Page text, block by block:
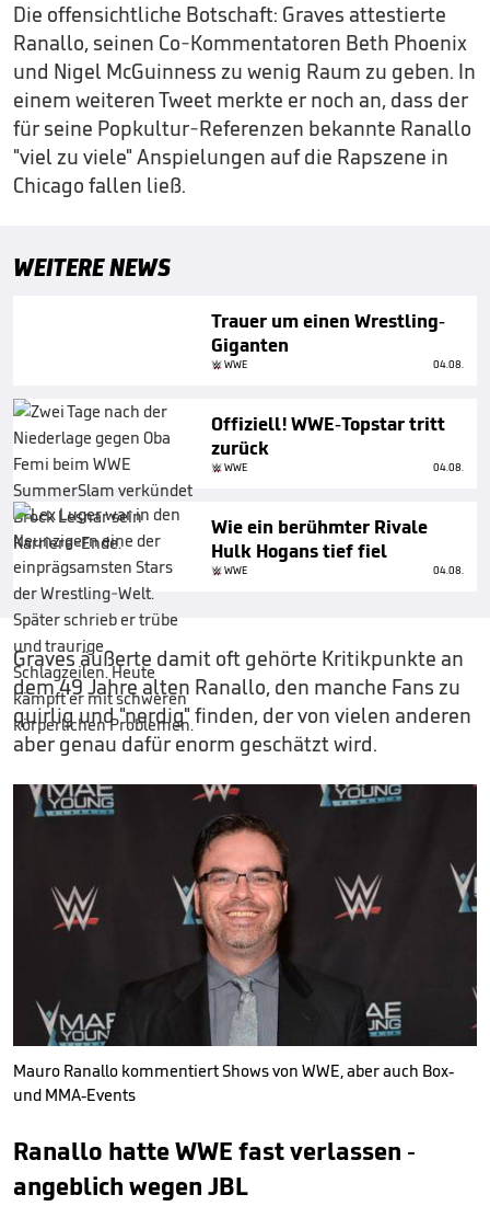
Die offensichtliche Botschaft: Graves attestierte
Ranallo, seinen Co-Kommentatoren Beth Phoenix
und Nigel McGuinness zu wenig Raum zu geben. In
einem weiteren Tweet merkte er noch an, dass der
für seine Popkultur-Referenzen bekannte Ranallo
"viel zu viele" Anspielungen auf die Rapszene in
Chicago fallen ließ.
WEITERE NEWS
Trauer um einen Wrestling-
Giganten
WWE 04.08.
Offiziell! WWE-Topstar tritt
zurück
WWE 04.08.
Wie ein berühmter Rivale
Hulk Hogans tief fiel
WWE 04.08.
Graves äußerte damit oft gehörte Kritikpunkte an
dem 49 Jahre alten Ranallo, den manche Fans zu
quirlig und "nerdig" finden, der von vielen anderen
aber genau dafür enorm geschätzt wird.
Mauro Ranallo kommentiert Shows von WWE, aber auch Box-
und MMA-Events
Ranallo hatte WWE fast verlassen -
angeblich wegen JBL